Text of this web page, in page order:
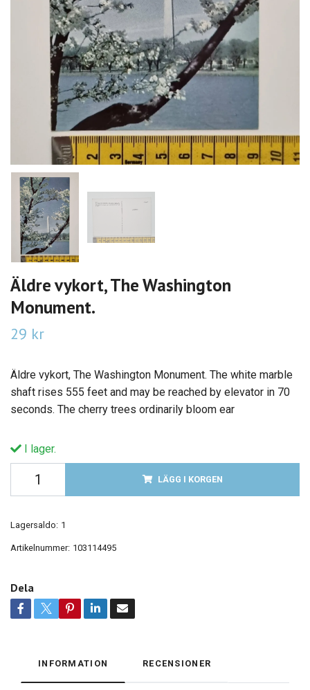
Äldre vykort, The Washington
Monument.
29 kr
Äldre vykort, The Washington Monument. The white marble
shaft rises 555 feet and may be reached by elevator in 70
seconds. The cherry trees ordinarily bloom ear
I lager.
LÄGG I KORGEN
Lagersaldo: 1
Artikelnummer: 103114495
Dela
INFORMATION RECENSIONER